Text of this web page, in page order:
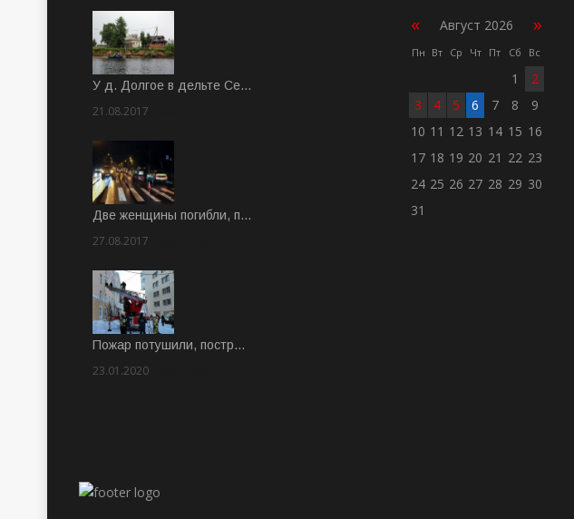
У д. Долгое в дельте Се…
21.08.2017
Две женщины погибли, п…
27.08.2017
Пожар потушили, постр…
23.01.2020
« Август 2026 »
Пн Вт Ср Чт Пт Сб Вс
1
2
3
4 5 6 7 8
9
10 11 12 13 14 15 16
17 18 19 20 21 22 23
24 25 26 27 28 29 30
31